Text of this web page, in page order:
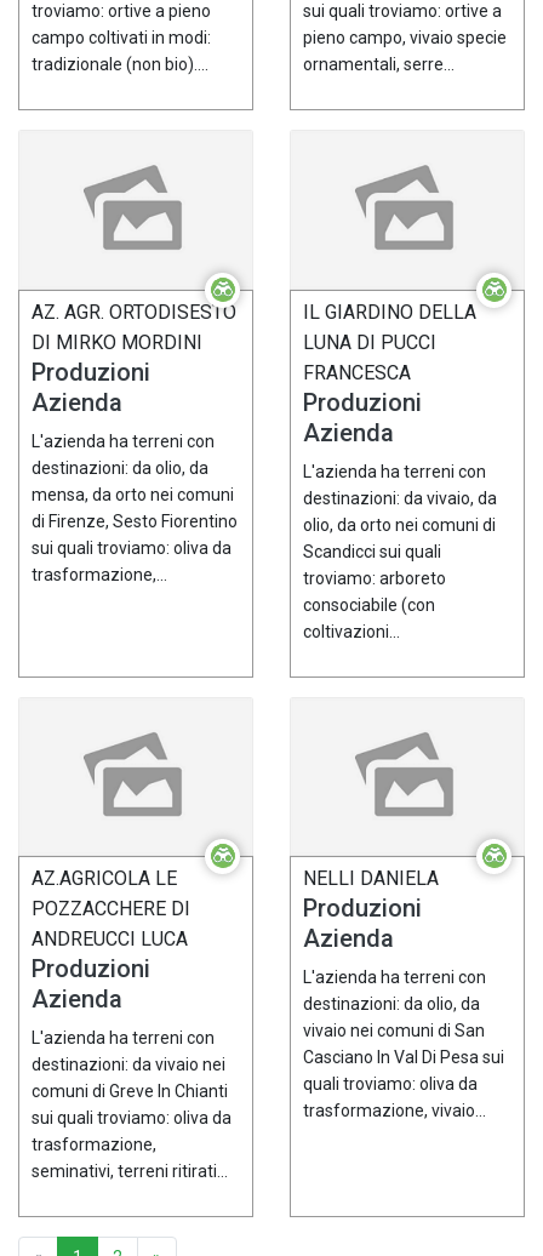
troviamo: ortive a pieno
campo coltivati in modi:
tradizionale (non bio)....
sui quali troviamo: ortive a
pieno campo, vivaio specie
ornamentali, serre...
AZ. AGR. ORTODISESTO
DI MIRKO MORDINI
Produzioni
Azienda
L'azienda ha terreni con
destinazioni: da olio, da
mensa, da orto nei comuni
di Firenze, Sesto Fiorentino
sui quali troviamo: oliva da
trasformazione,...
IL GIARDINO DELLA
LUNA DI PUCCI
FRANCESCA
Produzioni
Azienda
L'azienda ha terreni con
destinazioni: da vivaio, da
olio, da orto nei comuni di
Scandicci sui quali
troviamo: arboreto
consociabile (con
coltivazioni...
AZ.AGRICOLA LE
POZZACCHERE DI
ANDREUCCI LUCA
Produzioni
Azienda
L'azienda ha terreni con
destinazioni: da vivaio nei
comuni di Greve In Chianti
sui quali troviamo: oliva da
trasformazione,
seminativi, terreni ritirati...
NELLI DANIELA
Produzioni
Azienda
L'azienda ha terreni con
destinazioni: da olio, da
vivaio nei comuni di San
Casciano In Val Di Pesa sui
quali troviamo: oliva da
trasformazione, vivaio...